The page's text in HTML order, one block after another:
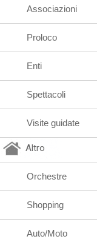
Associazioni
Proloco
Enti
Spettacoli
Visite guidate
Altro
Orchestre
Shopping
Auto/Moto